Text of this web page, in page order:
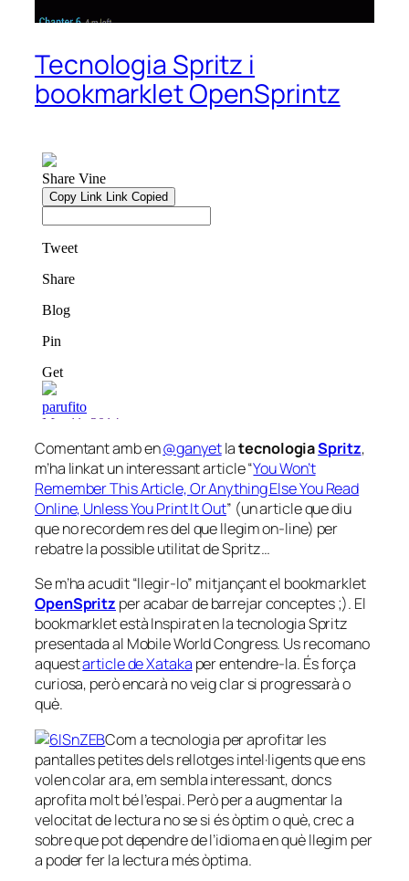
Tecnologia Spritz i
bookmarklet OpenSprintz
Comentant amb en@ganyetlatecnologiaSpritz,
m’ha linkat un interessant article “You Won’t
Remember This Article, Or Anything Else You Read
Online, Unless You Print It Out” (un article que diu
que no recordem res del que llegim on-line) per
rebatre la possible utilitat de Spritz…
Se m’ha acudit “llegir-lo” mitjançant el bookmarklet
OpenSpritz per acabar de barrejar conceptes ;). El
bookmarklet està Inspirat en la tecnologia Spritz
presentada al Mobile World Congress. Us recomano
aquestarticle de Xataka per entendre-la. És força
curiosa, però encarà no veig clar si progressarà o
què.
Com a tecnologia per aprofitar les
pantalles petites dels rellotges intel·ligents que ens
volencolarara, em sembla interessant, doncs
aprofita molt bé l’espai. Però per a augmentar la
velocitat de lectura no se si és òptim o què, crec a
sobre que pot dependre de l’idioma en què llegim per
a poder fer la lectura més òptima.